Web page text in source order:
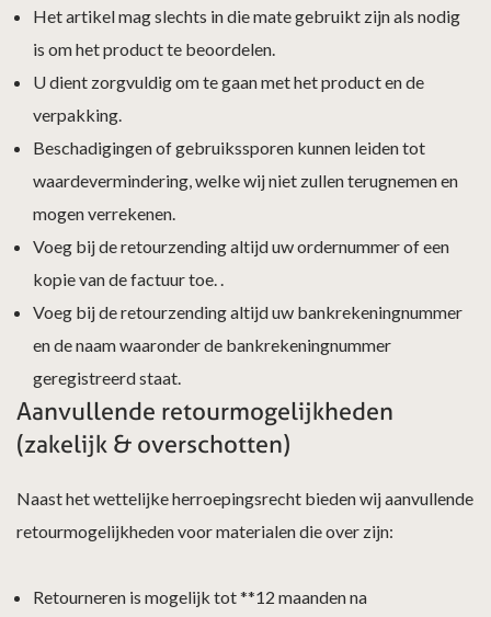
Het artikel mag slechts in die mate gebruikt zijn als nodig
is om het product te beoordelen.
U dient zorgvuldig om te gaan met het product en de
verpakking.
Beschadigingen of gebruikssporen kunnen leiden tot
waardevermindering, welke wij niet zullen terugnemen en
mogen verrekenen.
Voeg bij de retourzending altijd uw ordernummer of een
kopie van de factuur toe. .
Voeg bij de retourzending altijd uw bankrekeningnummer
en de naam waaronder de bankrekeningnummer
geregistreerd staat.
Aanvullende retourmogelijkheden
(zakelijk & overschotten)
Naast het wettelijke herroepingsrecht bieden wij aanvullende
retourmogelijkheden voor materialen die over zijn:
Retourneren is mogelijk tot **12 maanden na